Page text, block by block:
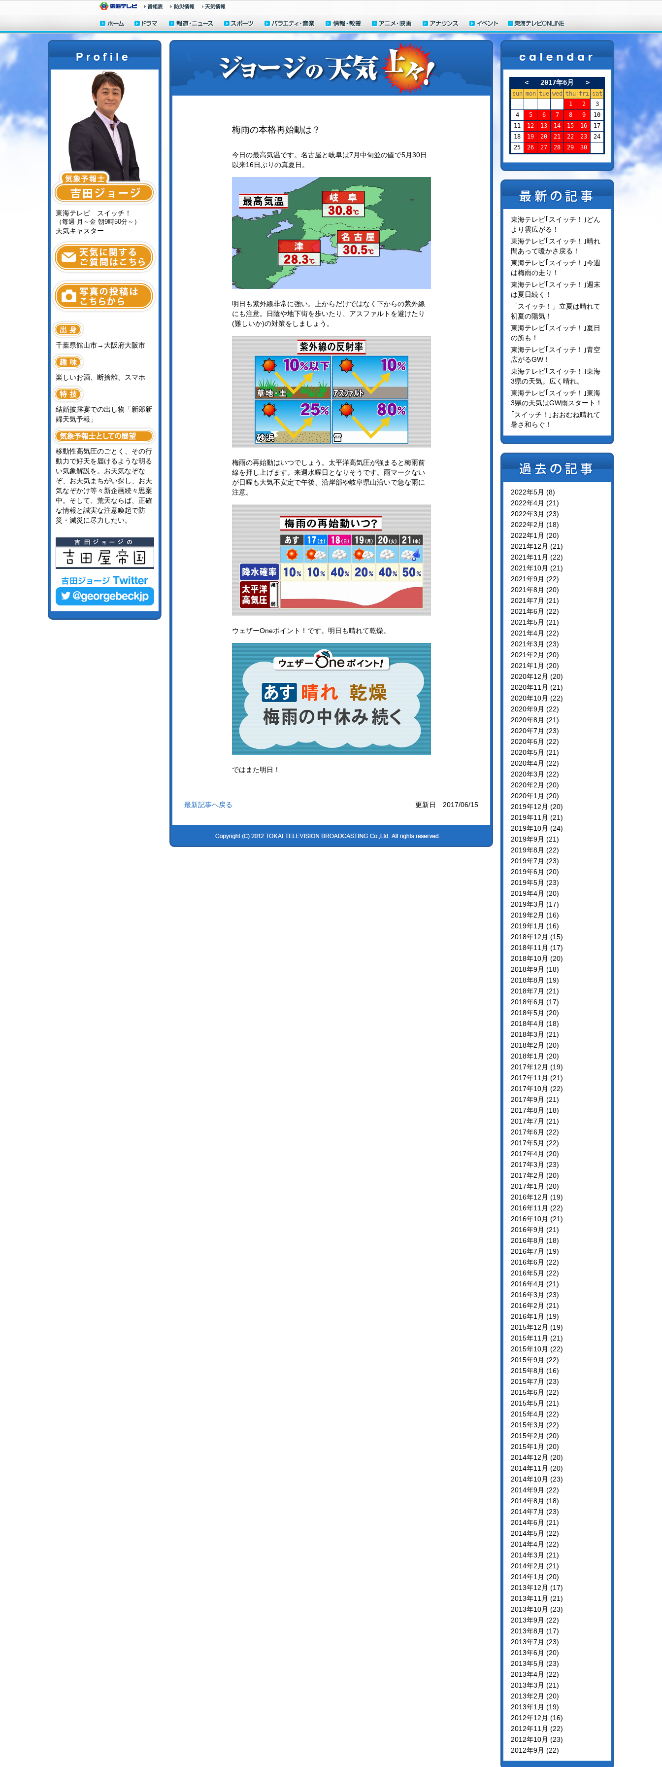
梅雨の本格再始動は？
今日の最高気温です。名古屋と岐阜は7月中旬並の値で5月30日
以来16日ぶりの真夏日。
明日も紫外線非常に強い。上からだけではなく下からの紫外線
にも注意。日陰や地下街を歩いたり、アスファルトを避けたり
(難しいか)の対策をしましょう。
梅雨の再始動はいつでしょう。太平洋高気圧が強まると梅雨前
線を押し上げます。来週水曜日となりそうです。雨マークない
が日曜も大気不安定で午後、沿岸部や岐阜県山沿いで急な雨に
注意。
ウェザーOneポイント！です。明日も晴れて乾燥。
ではまた明日！
最新記事へ戻る 更新日 2017/06/15
東海テレビ スイッチ！
（毎週 月～金 朝9時50分～）
天気キャスター
千葉県館山市→大阪府大阪市
楽しいお酒、断捨離、スマホ
結婚披露宴での出し物「新郎新
婦天気予報」
移動性高気圧のごとく、その行
動力で好天を届けるような明る
い気象解説を。お天気なぞな
ぞ、お天気まちがい探し、お天
気なぞかけ等々新企画続々思案
中。そして、荒天ならば、正確
な情報と誠実な注意喚起で防
災・減災に尽力したい。
< 2017年6月 >
sun mon tue wed thu fri sat
1
2
3
4
5 6 7 8 9
10
11
12 13 14 15 16
17
18
19 20 21 22 23
24
25
26 27 28 29 30
東海テレビ｢スイッチ！｣どん
より雲広がる！
東海テレビ｢スイッチ！｣晴れ
間あって暖かさ戻る！
東海テレビ｢スイッチ！｣今週
は梅雨の走り！
東海テレビ｢スイッチ！｣週末
は夏日続く！
「スイッチ！」立夏は晴れて
初夏の陽気！
東海テレビ｢スイッチ！｣夏日
の所も！
東海テレビ｢スイッチ！｣青空
広がるGW！
東海テレビ｢スイッチ！｣東海
3県の天気。広く晴れ。
東海テレビ｢スイッチ！｣東海
3県の天気はGW雨スタート！
｢スイッチ！｣おおむね晴れて
暑さ和らぐ！
2022年5月 (8)
2022年4月 (21)
2022年3月 (23)
2022年2月 (18)
2022年1月 (20)
2021年12月 (21)
2021年11月 (22)
2021年10月 (21)
2021年9月 (22)
2021年8月 (20)
2021年7月 (21)
2021年6月 (22)
2021年5月 (21)
2021年4月 (22)
2021年3月 (23)
2021年2月 (20)
2021年1月 (20)
2020年12月 (20)
2020年11月 (21)
2020年10月 (22)
2020年9月 (22)
2020年8月 (21)
2020年7月 (23)
2020年6月 (22)
2020年5月 (21)
2020年4月 (22)
2020年3月 (22)
2020年2月 (20)
2020年1月 (20)
2019年12月 (20)
2019年11月 (21)
2019年10月 (24)
2019年9月 (21)
2019年8月 (22)
2019年7月 (23)
2019年6月 (20)
2019年5月 (23)
2019年4月 (20)
2019年3月 (17)
2019年2月 (16)
2019年1月 (16)
2018年12月 (15)
2018年11月 (17)
2018年10月 (20)
2018年9月 (18)
2018年8月 (19)
2018年7月 (21)
2018年6月 (17)
2018年5月 (20)
2018年4月 (18)
2018年3月 (21)
2018年2月 (20)
2018年1月 (20)
2017年12月 (19)
2017年11月 (21)
2017年10月 (22)
2017年9月 (21)
2017年8月 (18)
2017年7月 (21)
2017年6月 (22)
2017年5月 (22)
2017年4月 (20)
2017年3月 (23)
2017年2月 (20)
2017年1月 (20)
2016年12月 (19)
2016年11月 (22)
2016年10月 (21)
2016年9月 (21)
2016年8月 (18)
2016年7月 (19)
2016年6月 (22)
2016年5月 (22)
2016年4月 (21)
2016年3月 (23)
2016年2月 (21)
2016年1月 (19)
2015年12月 (19)
2015年11月 (21)
2015年10月 (22)
2015年9月 (22)
2015年8月 (16)
2015年7月 (23)
2015年6月 (22)
2015年5月 (21)
2015年4月 (22)
2015年3月 (22)
2015年2月 (20)
2015年1月 (20)
2014年12月 (20)
2014年11月 (20)
2014年10月 (23)
2014年9月 (22)
2014年8月 (18)
2014年7月 (23)
2014年6月 (21)
2014年5月 (22)
2014年4月 (22)
2014年3月 (21)
2014年2月 (21)
2014年1月 (20)
2013年12月 (17)
2013年11月 (21)
2013年10月 (23)
2013年9月 (22)
2013年8月 (17)
2013年7月 (23)
2013年6月 (20)
2013年5月 (23)
2013年4月 (22)
2013年3月 (21)
2013年2月 (20)
2013年1月 (19)
2012年12月 (16)
2012年11月 (22)
2012年10月 (23)
2012年9月 (22)